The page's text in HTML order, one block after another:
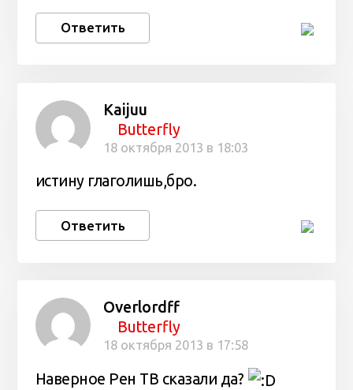
Ответить
Kaijuu
Butterfly
18 октября 2013 в 18:03
истину глаголишь,бро.
Ответить
Overlordff
Butterfly
18 октября 2013 в 17:58
Наверное Рен ТВ сказали да?